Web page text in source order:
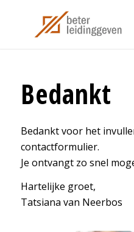
Bedankt
Bedankt voor het
contactformulier.
Je ontvangt zo snel
Hartelijke groet,
Tatsiana van Neerbos